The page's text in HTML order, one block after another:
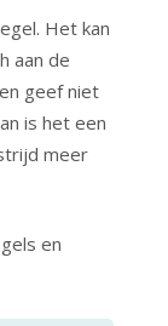
Het kan
aan de
geef niet
is het een
meer
en